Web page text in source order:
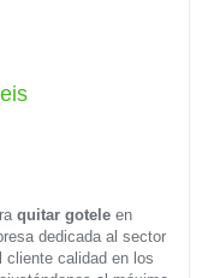
quitar gotele en
dedicada al sector
calidad en los